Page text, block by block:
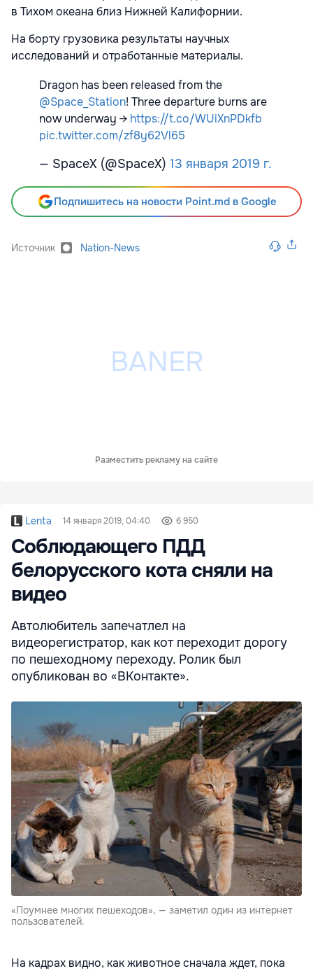
в Тихом океана близ Нижней Калифорнии.
На борту грузовика результаты научных
исследований и отработанные материалы.
Dragon has been released from the
@Space_Station! Three departure burns are
now underway → https://t.co/WUiXnPDkfb
pic.twitter.com/zf8y62Vl65
— SpaceX (@SpaceX) 13 января 2019 г.
Подпишитесь на новости Point.md в Google
Источник Nation-News
Разместить рекламу на сайте
Lenta 14 января 2019, 04:40 6 950
Соблюдающего ПДД
белорусского кота сняли на
видео
Автолюбитель запечатлел на
видеорегистратор, как кот переходит дорогу
по пешеходному переходу. Ролик был
опубликован во «ВКонтакте».
«Поумнее многих пешеходов», — заметил один из интернет
пользователей.
На кадрах видно, как животное сначала ждет, пока